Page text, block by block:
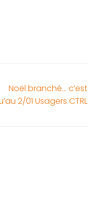
Noël branché… c’est
2/01 Usagers CTRL